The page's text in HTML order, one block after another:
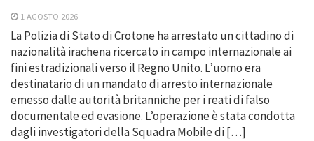
1 AGOSTO 2026
La Polizia di Stato di Crotone ha arrestato un cittadino di
nazionalità irachena ricercato in campo internazionale ai
fini estradizionali verso il Regno Unito. L’uomo era
destinatario di un mandato di arresto internazionale
emesso dalle autorità britanniche per i reati di falso
documentale ed evasione. L’operazione è stata condotta
dagli investigatori della Squadra Mobile di […]